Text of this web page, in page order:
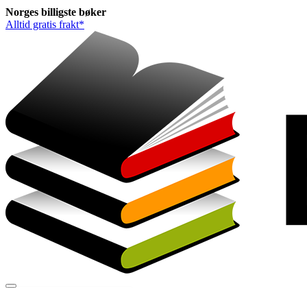
Norges billigste bøker
Alltid gratis frakt*